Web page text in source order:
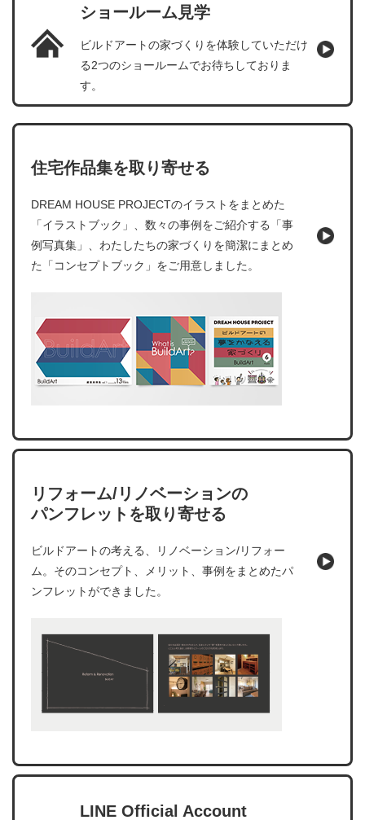
ショールーム見学
ビルドアートの家づくりを体験していただけ
る2つのショールームでお待ちしておりま
す。
住宅作品集を取り寄せる
DREAM HOUSE PROJECTのイラストをまとめた
「イラストブック」、数々の事例をご紹介する「事
例写真集」、わたしたちの家づくりを簡潔にまとめ
た「コンセプトブック」をご用意しました。
リフォーム/リノベーションの
パンフレットを取り寄せる
ビルドアートの考える、リノベーション/リフォー
ム。そのコンセプト、メリット、事例をまとめたパ
ンフレットができました。
LINE Official Account